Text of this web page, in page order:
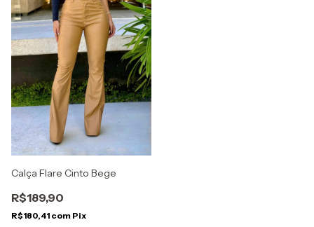
Calça Flare Cinto Bege
R$189,90
R$180,41 com Pix